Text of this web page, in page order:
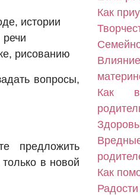
истории
речи
рисованию
вопросы,
предложить
в новой
Как
Как
Как